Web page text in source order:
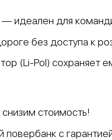
идеален для
без доступа к
(Li-Pol) сохраняет
стоимость!
с